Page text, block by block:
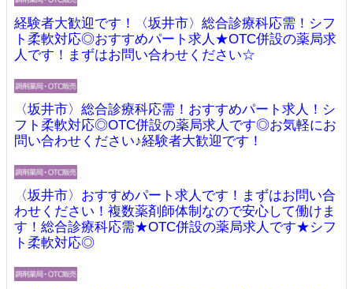
経験者大歓迎です！〈坂井市〉総合診療科応需！シフ
ト柔軟対応◎おすすめパート求人★OTC併設の薬局求
人です！まずはお問い合わせください☆
〈坂井市〉総合診療科応需！おすすめパート求人！シ
フト柔軟対応◎OTC併設の薬局求人です◎お気軽にお
問い合わせください♪経験者大歓迎です！
〈坂井市〉おすすめパート求人です！まずはお問い合
わせください！複数薬剤師体制なので安心して働けま
す！総合診療科応需★OTC併設の薬局求人です★シフ
ト柔軟対応◎